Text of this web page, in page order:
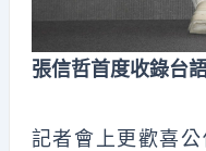
張信哲首度收錄台
記者會上更歡喜